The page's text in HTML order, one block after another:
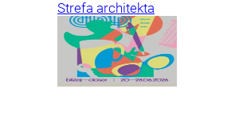
Strefa architekta